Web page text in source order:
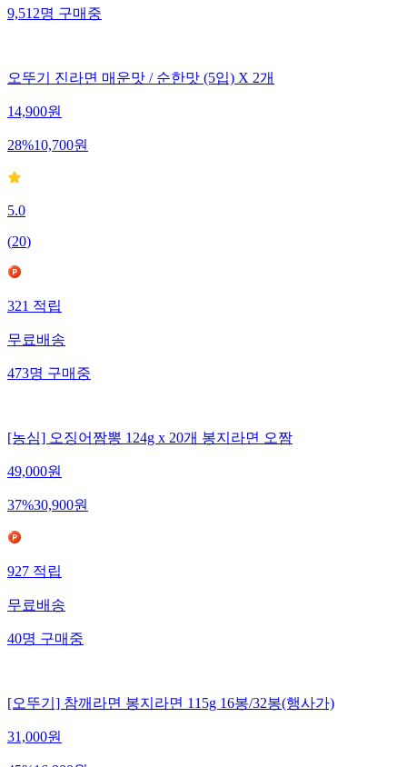
9,512명구매중
오뚜기 진라면 매운맛 / 순한맛 (5입) X 2개
14,900원
28%10,700원
5.0
(20)
321적립
무료배송
473명구매중
[농심] 오징어짬뽕 124g x 20개 봉지라면 오짬
49,000원
37%30,900원
927적립
무료배송
40명구매중
[오뚜기] 참깨라면 봉지라면 115g 16봉/32봉(행사가)
31,000원